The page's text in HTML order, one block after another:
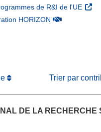
de R&I de l'UE
HORIZON(s’ouvre dans
Trier par
DE LA RECHERCHE